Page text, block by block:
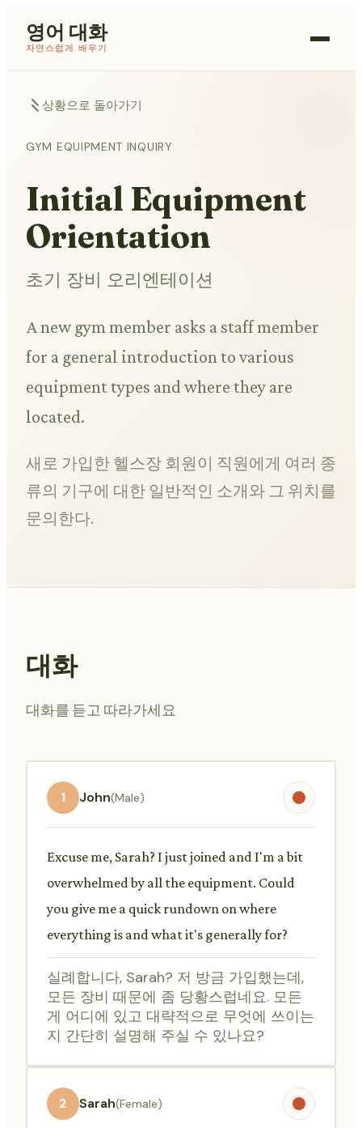
영어 대화
자연스럽게 배우기
상황으로 돌아가기
GYM EQUIPMENT INQUIRY
Initial Equipment
Orientation
초기 장비 오리엔테이션
A new gym member asks a staff member
for a general introduction to various
equipment types and where they are
located.
새로 가입한 헬스장 회원이 직원에게 여러 종
류의 기구에 대한 일반적인 소개와 그 위치를
문의한다.
대화
대화를 듣고 따라가세요
1 John(Male)
Excuse me, Sarah? I just joined and I'm a bit
overwhelmed by all the equipment. Could
you give me a quick rundown on where
everything is and what it's generally for?
실례합니다, Sarah? 저 방금 가입했는데,
모든 장비 때문에 좀 당황스럽네요. 모든
게 어디에 있고 대략적으로 무엇에 쓰이는
지 간단히 설명해 주실 수 있나요?
2 Sarah(Female)